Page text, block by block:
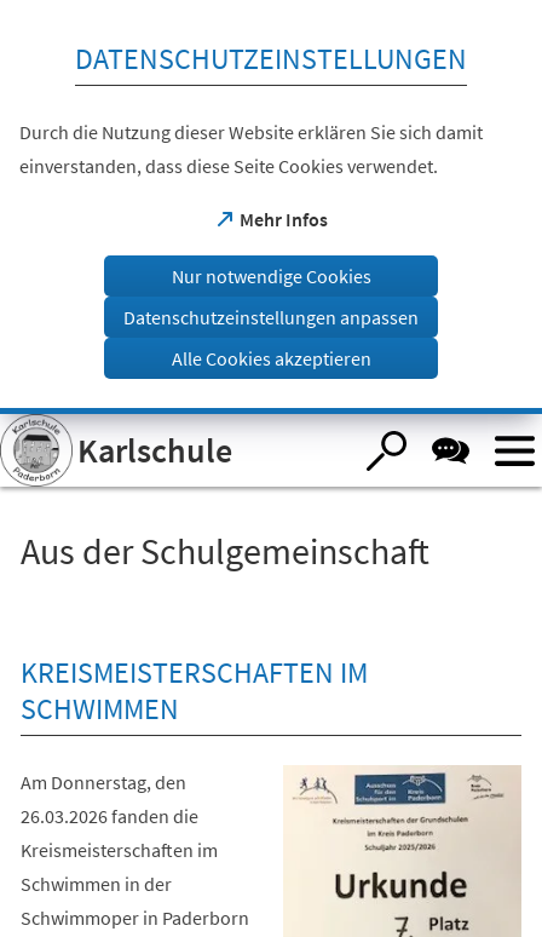
Visuelle
Assistenzsoftware
öffnen.
DATENSCHUTZEINSTELLUNGEN
Durch die Nutzung dieser Website erklären Sie sich damit
einverstanden, dass diese Seite Cookies verwendet.
Mehr Infos
(Öffnet
einem
Tab)
Nur notwendige Cookies
Datenschutzeinstellungen anpassen
Alle Cookies akzeptieren
Karlschule
Aus der Schulgemeinschaft
KREISMEISTERSCHAFTEN IM
SCHWIMMEN
Am Donnerstag, den
26.03.2026 fanden die
Kreismeisterschaften im
Schwimmen in der
Schwimmoper in Paderborn